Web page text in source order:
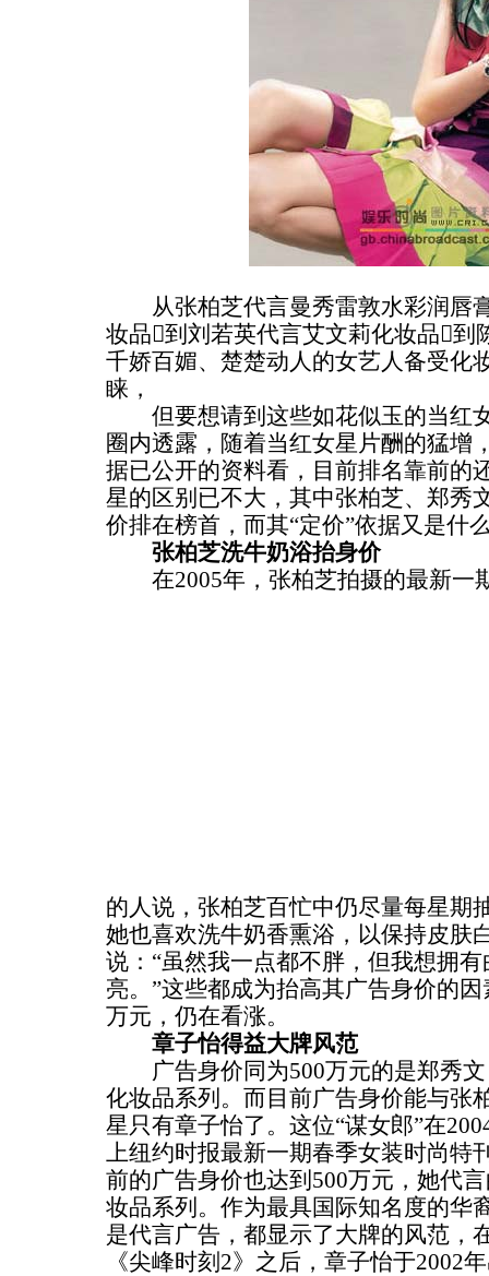
从张柏芝代言曼秀雷敦水彩润唇
妆品到刘若英代言艾文莉化妆品
千娇百媚、楚楚动人的女艺人备受化
睐，
但要想请到这些如花似玉的当红
圈内透露，随着当红女星片酬的猛增
据已公开的资料看，目前排名靠前的
星的区别已不大，其中张柏芝、郑秀
价排在榜首，而其“定价”依据又是什
张柏芝洗牛奶浴抬身价
在2005年，张柏芝拍摄的最新一
的人说，张柏芝百忙中仍尽量每星期
她也喜欢洗牛奶香熏浴，以保持皮肤
说：“虽然我一点都不胖，但我想拥
亮。”这些都成为抬高其广告身价的
万元，仍在看涨。
章子怡得益大牌风范
广告身价同为500万元的是郑秀文
化妆品系列。而目前广告身价能与张
星只有章子怡了。这位“谋女郎”在
上纽约时报最新一期春季女装时尚特
前的广告身价也达到500万元，她代
妆品系列。作为最具国际知名度的华
是代言广告，都显示了大牌的风范，
《尖峰时刻2》之后，章子怡于2002